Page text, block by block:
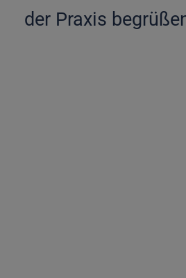
der Praxis